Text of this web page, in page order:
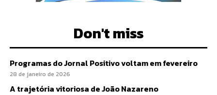
Don't miss
Programas do Jornal Positivo voltam em fevereiro
28 de janeiro de 2026
A trajetória vitoriosa de João Nazareno